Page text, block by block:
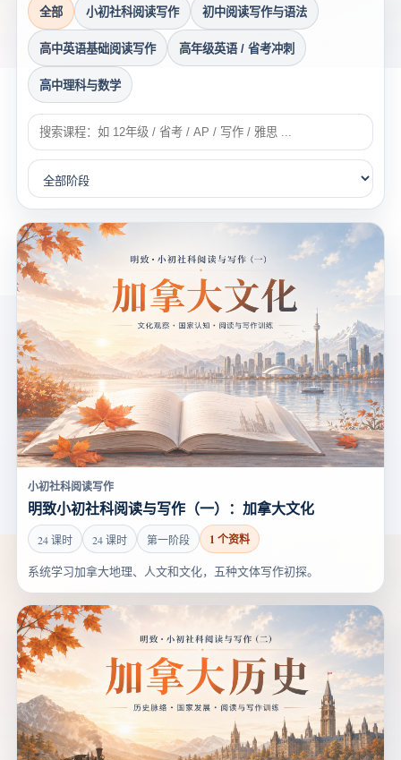
全部 小初社科阅读写作 初中阅读写作与语法
高中英语基础阅读写作 高年级英语 / 省考冲刺
高中理科与数学
小初社科阅读写作
明致小初社科阅读与写作（一）：加拿大文化
24 课时 24 课时 第一阶段 1 个资料
系统学习加拿大地理、人文和文化，五种文体写作初探。